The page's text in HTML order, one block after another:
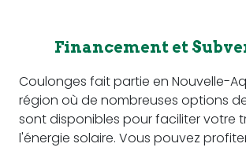
Financement et
Coulonges fait partie en Nouvelle-
région où de nombreuses options
sont disponibles pour faciliter votre
l'énergie solaire. Vous pouvez